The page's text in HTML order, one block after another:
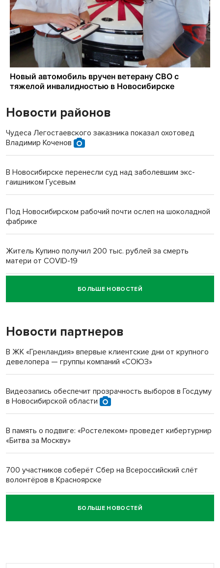
Новости районов
Чудеса Легостаевского заказника показал охотовед
Владимир Коченов
В Новосибирске перенесли суд над заболевшим экс-
гаишником Гусевым
Под Новосибирском рабочий почти ослеп на шоколадной
фабрике
Житель Купино получил 200 тыс. рублей за смерть
матери от COVID-19
Новосибирский суд наказал водителя за смерть
пенсионерки на вокзале
«Мы живём на пастбище!»: в новосибирском селе лошади
терроризируют жителей
Новосибирский преподаватель с женой вошли в топ-16
БОЛЬШЕ НОВОСТЕЙ
Новости партнеров
В ЖК «Гренландия» впервые клиентские дни от крупного
девелопера — группы компаний «СОЮЗ»
Видеозапись обеспечит прозрачность выборов в Госдуму
в Новосибирской области
В память о подвиге: «Ростелеком» проведет кибертурнир
«Битва за Москву»
700 участников соберёт Сбер на Всероссийский слёт
волонтёров в Красноярске
Честный выбор: видеонаблюдение обеспечит
объективность результатов ЕДГ в Новосибирской
БОЛЬШЕ НОВОСТЕЙ